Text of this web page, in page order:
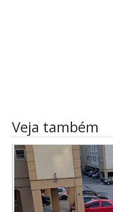
Veja também